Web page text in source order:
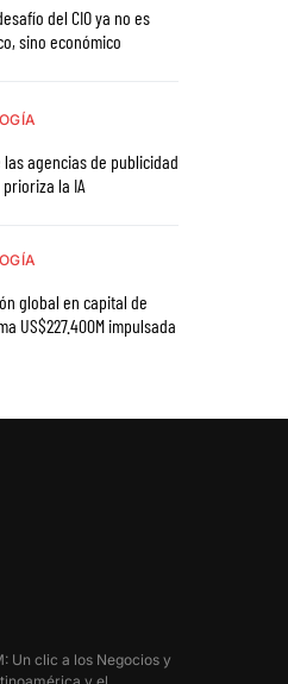
del CIO ya no es
sino económico
las agencias de publicidad
la IA
global en capital de
US$227.400M impulsada
Un clic a los Negocios y